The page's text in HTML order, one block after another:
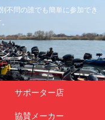
不問の誰でも簡単に参加でき
サポーター店
協賛メーカー